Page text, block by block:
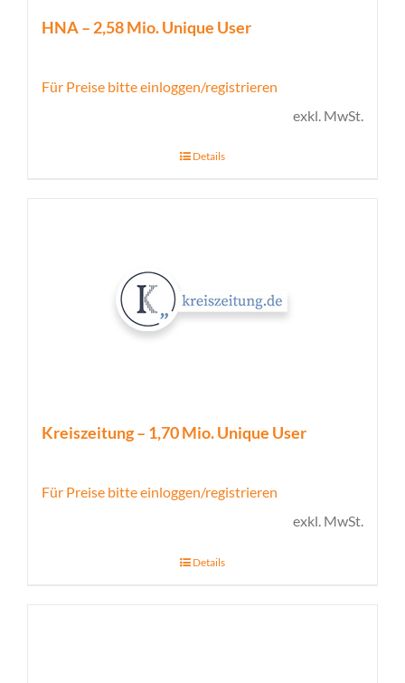
HNA – 2,58 Mio. Unique User
Für Preise bitte einloggen/registrieren
exkl. MwSt.
Details
Kreiszeitung – 1,70 Mio. Unique User
Für Preise bitte einloggen/registrieren
exkl. MwSt.
Details